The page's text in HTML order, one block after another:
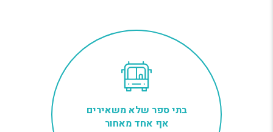
בתי ספר שלא משאירים
אף אחד מאחור